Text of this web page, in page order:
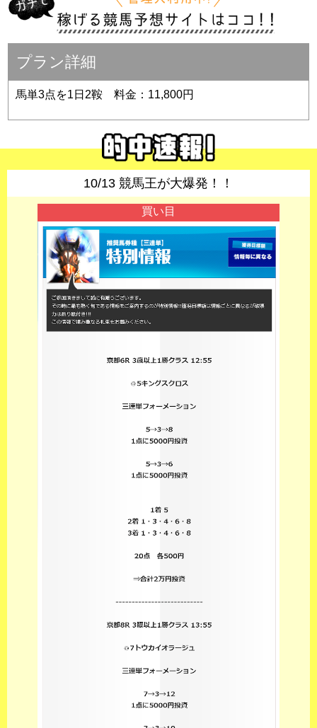
プラン詳細
馬単3点を1日2鞍 料金：11,800円
10/13 競馬王が大爆発！！
買い目